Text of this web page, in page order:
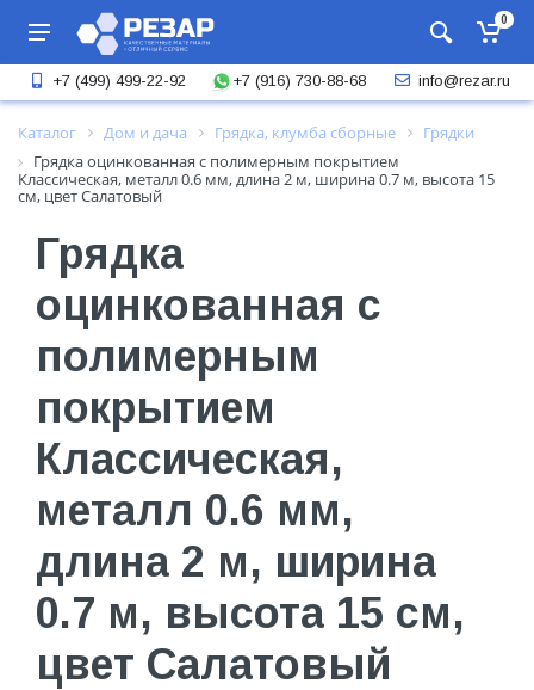
0
+7 (499) 499-22-92 +7 (916) 730-88-68 info@rezar.ru
Каталог Дом и дача Грядка, клумба сборные
Грядки
Грядка оцинкованная с полимерным покрытием
Классическая, металл 0.6 мм, длина 2 м, ширина 0.7 м, высота 15
см, цвет Салатовый
Грядка
оцинкованная с
полимерным
покрытием
Классическая,
металл 0.6 мм,
длина 2 м, ширина
0.7 м, высота 15 см,
цвет Салатовый